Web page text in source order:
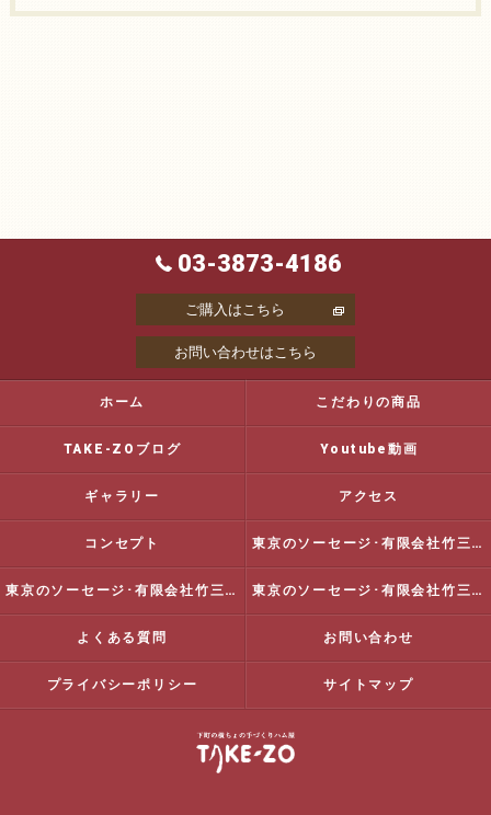
03-3873-4186
お問い合わせはこちら
ご購入はこちら
ホーム こだわりの商品
TAKE-ZOブログ Youtube動画
ギャラリー アクセス
コンセプト 東京のソーセージ･有限会社竹三商店の口コミ情報
東京のソーセージ･有限会社竹三商店の評判 東京のソーセージ･有限会社竹三商店のお客様の声
よくある質問 お問い合わせ
プライバシーポリシー サイトマップ